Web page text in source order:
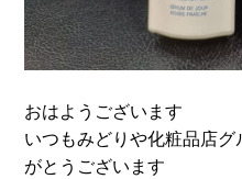
おはようございます
いつもみどりや化粧品店グ
がとうございます